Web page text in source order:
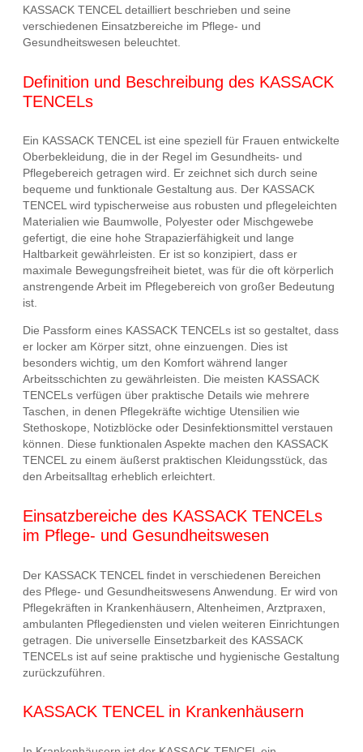
KASSACK TENCEL detailliert beschrieben und seine
verschiedenen Einsatzbereiche im Pflege- und
Gesundheitswesen beleuchtet.
Definition und Beschreibung des KASSACK
TENCELs
Ein KASSACK TENCEL ist eine speziell für Frauen entwickelte
Oberbekleidung, die in der Regel im Gesundheits- und
Pflegebereich getragen wird. Er zeichnet sich durch seine
bequeme und funktionale Gestaltung aus. Der KASSACK
TENCEL wird typischerweise aus robusten und pflegeleichten
Materialien wie Baumwolle, Polyester oder Mischgewebe
gefertigt, die eine hohe Strapazierfähigkeit und lange
Haltbarkeit gewährleisten. Er ist so konzipiert, dass er
maximale Bewegungsfreiheit bietet, was für die oft körperlich
anstrengende Arbeit im Pflegebereich von großer Bedeutung
ist.
Die Passform eines KASSACK TENCELs ist so gestaltet, dass
er locker am Körper sitzt, ohne einzuengen. Dies ist
besonders wichtig, um den Komfort während langer
Arbeitsschichten zu gewährleisten. Die meisten KASSACK
TENCELs verfügen über praktische Details wie mehrere
Taschen, in denen Pflegekräfte wichtige Utensilien wie
Stethoskope, Notizblöcke oder Desinfektionsmittel verstauen
können. Diese funktionalen Aspekte machen den KASSACK
TENCEL zu einem äußerst praktischen Kleidungsstück, das
den Arbeitsalltag erheblich erleichtert.
Einsatzbereiche des KASSACK TENCELs
im Pflege- und Gesundheitswesen
Der KASSACK TENCEL findet in verschiedenen Bereichen
des Pflege- und Gesundheitswesens Anwendung. Er wird von
Pflegekräften in Krankenhäusern, Altenheimen, Arztpraxen,
ambulanten Pflegediensten und vielen weiteren Einrichtungen
getragen. Die universelle Einsetzbarkeit des KASSACK
TENCELs ist auf seine praktische und hygienische Gestaltung
zurückzuführen.
KASSACK TENCEL in Krankenhäusern